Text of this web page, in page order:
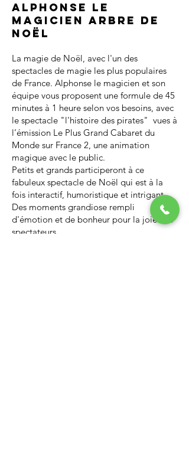
Alphonse le
magicien arbre de
noël
La magie de Noël, avec l'un des
spectacles de magie les plus populaires
de France. Alphonse le magicien et son
équipe vous proposent une formule de 45
minutes à 1 heure selon vos besoins, avec
le spectacle "l'histoire des pirates" vues à
l’émission Le Plus Grand Cabaret du
Monde sur France 2, une animation
magique avec le public.
Petits et grands participeront à ce
fabuleux spectacle de Noël qui est à la
fois interactif, humoristique et intrigant.
Des moments grandiose rempli
d'émotion et de bonheur pour la joie des
spectateurs.